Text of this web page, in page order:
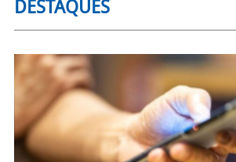
DESTAQUES